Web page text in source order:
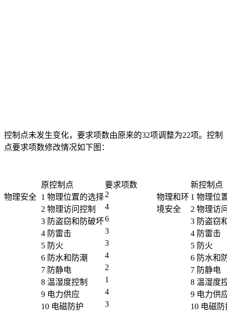
控制点未发生变化，要求项数由原来的32项调整为22项。控制
点要求项数修改情况如下图：
原控制点 要求项数
新控制点
物理安全 1 物理位置的选择2
物理和环
境安全
1 物理位
2 物理访问控制
4
2 物理访
3 防盗窃和防破坏6
3 防盗窃
4 防雷击
3
4 防雷击
5 防火
3
5 防火
6 防水和防潮
4
6 防水和
7 防静电
2
7 防静电
8 温湿度控制
1
8 温湿度
9 电力供应
4
9 电力供
10 电磁防护
3 10 电磁防